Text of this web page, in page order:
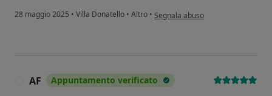
28 maggio 2025 • Villa Donatello • Altro • secondo l'opinione dell'utente D.L
Segnala abuso
AF Appuntamento verificato